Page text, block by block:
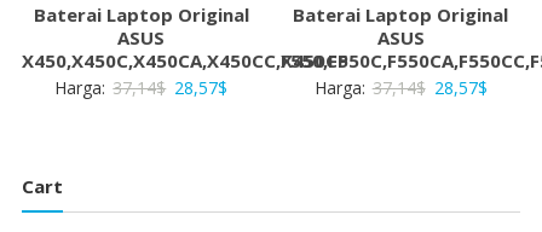
Baterai Laptop Original
ASUS
X450,X450C,X450CA,X450CC,X450CP
Harga: 37,14$ Harga
28,57$
28,57$.
Baterai Laptop Original
ASUS
Harga: 37,14$ Harga
28,57$Harga
28,57$.
Cart